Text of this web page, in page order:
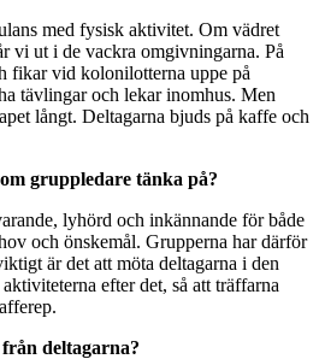
med fysisk aktivitet. Om vädret
vi ut i de vackra omgivningarna. På
fikar vid kolonilotterna uppe på
tävlingar och lekar inomhus. Men
långt. Deltagarna bjuds på kaffe och
gruppledare tänka på?
lyhörd och inkännande för både
och önskemål. Grupperna har därför
är det att möta deltagarna i den
efter det, så att träffarna
deltagarna?